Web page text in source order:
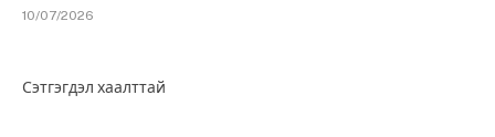
10/07/2026
Сэтгэгдэл хаалттай